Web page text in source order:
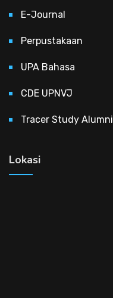
E-Journal
Perpustakaan
UPA Bahasa
CDE UPNVJ
Tracer Study Alumni
Lokasi